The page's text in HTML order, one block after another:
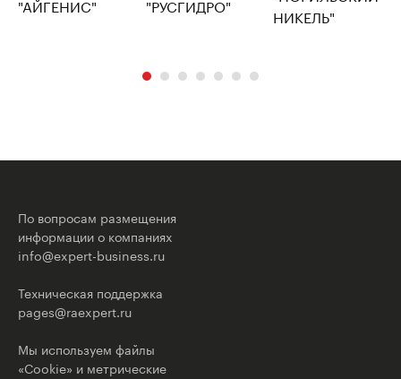
По вопросам размещения
информации о компаниях
info@expert-business.ru
Техническая поддержка
pages@raexpert.ru
Мы используем файлы
«Cookie» и метрические